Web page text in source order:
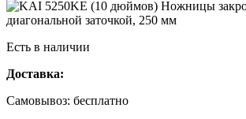
Есть в наличии
Доставка:
Самовывоз: бесплатно